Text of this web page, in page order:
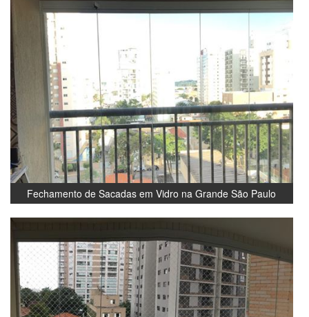
Fechamento de Sacadas em Vidro na Grande São Paulo